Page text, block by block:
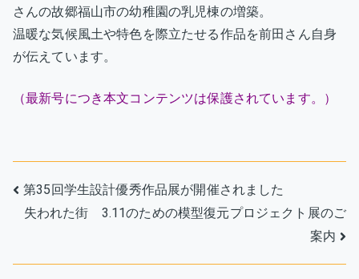
ま
し
さんの故郷福山市の幼稚園の乳児棟の増築。
温暖な気候風土や特色を際立たせる作品を前田さん自身
が伝えています。
（最新号につき本文コンテンツは保護されています。）
投
稿
ナ
第35回学生設計優秀作品展が開催されました
失われた街 3.11のための模型復元プロジェクト展のご
案内